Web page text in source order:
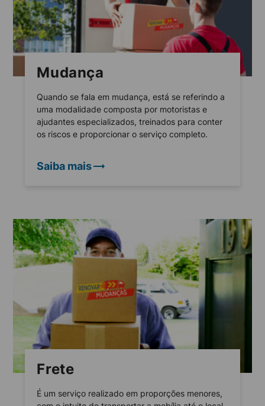
Mudança
Quando se fala em mudança, está se referindo a
uma modalidade composta por motoristas e
ajudantes especializados, treinados para conter
os riscos e proporcionar o serviço completo.
Saiba mais
Frete
É um serviço realizado em proporções menores,